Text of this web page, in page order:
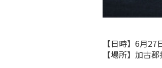
【日時】6月
【場所】加古